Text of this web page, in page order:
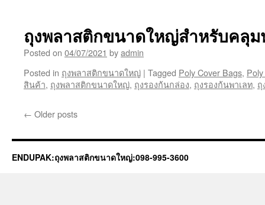
ถุงพลาสติกขนาดใหญ่สำหรับคลุม
Posted on 04/07/2021 byadmin
Posted in ถุงพลาสติกขนาดใหญ่ | Tagged Poly Cover Bags,
สินค้า, ถุงพลาสติกขนาดใหญ่, ถุงรองก้นกล่อง, ถุงรองก้นพาเลท, ถุ
← Older posts
ENDUPAK:ถุงพลาสติกขนาดใหญ่:098-995-3600